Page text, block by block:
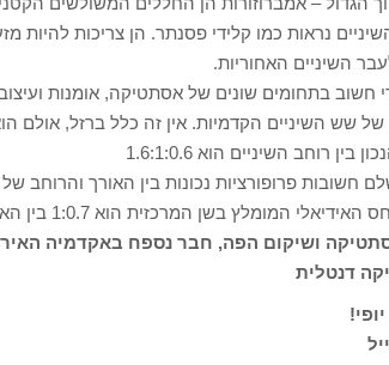
נראות כמו קלידי פסנתר. הן צריכות להיות
השיניים האחוריות.
חשוב בתחומים שונים של אסתטיקה, אומנות
שש השיניים הקדמיות. אין זה כלל ברזל, אולם
רוחב השיניים הוא 1.6:1:0.6
חשובות פרופורציות נכונות בין האורך והרוחב
בשן המרכזית הוא 1:0.7 בין האורך לרוחב.
ושיקום הפה, חבר נספח באקדמיה
דנטלית